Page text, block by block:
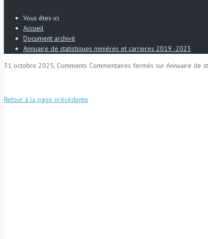
Vous êtes ici
Accueil
Document archivé
Annuaire de statistiques minières et carrieres 2019 -2023
31 octobre 2025, Comments Commentaires fermés sur Annuaire de
Retour à la page précédente